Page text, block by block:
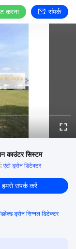
करना संपर्क
काउंटर सिस्टम
एंटी ड्रोन डिटेक्टर
हमसे संपर्क करें
ड्रोन सिग्नल डिटेक्टर